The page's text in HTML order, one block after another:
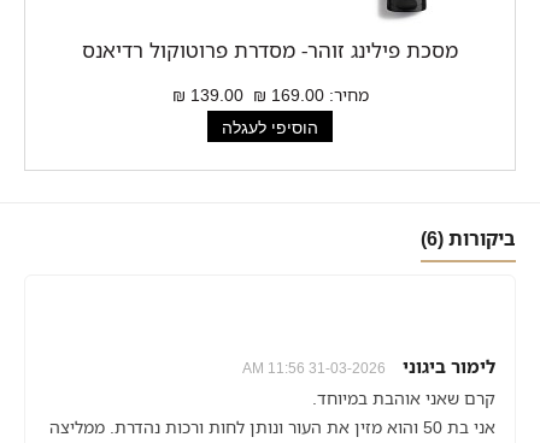
מסכת פילינג זוהר- מסדרת פרוטוקול רדיאנס
מחיר:169.00 ₪
139.00 ₪
ביקורות (6)
לימור ביגוני 31-03-2026 11:56 AM
קרם שאני אוהבת במיוחד.
אני בת 50 והוא מזין את העור ונותן לחות ורכות נהדרת. ממליצה